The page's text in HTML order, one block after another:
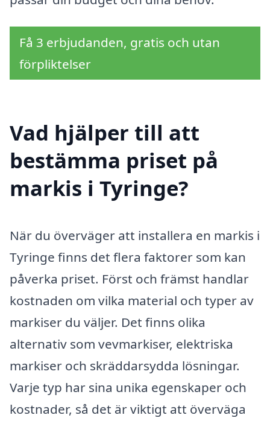
Få 3 erbjudanden, gratis och utan
förpliktelser
Vad hjälper till att
bestämma priset på
markis i Tyringe?
När du överväger att installera en markis i
Tyringe finns det flera faktorer som kan
påverka priset. Först och främst handlar
kostnaden om vilka material och typer av
markiser du väljer. Det finns olika
alternativ som vevmarkiser, elektriska
markiser och skräddarsydda lösningar.
Varje typ har sina unika egenskaper och
kostnader, så det är viktigt att överväga